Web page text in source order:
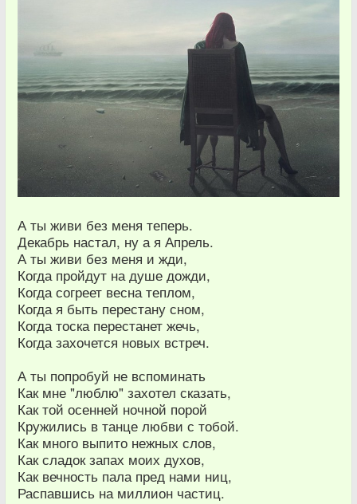
А ты живи без меня теперь.
Декабрь настал, ну а я Апрель.
А ты живи без меня и жди,
Когда пройдут на душе дожди,
Когда согреет весна теплом,
Когда я быть перестану сном,
Когда тоска перестанет жечь,
Когда захочется новых встреч.
А ты попробуй не вспоминать
Как мне "люблю" захотел сказать,
Как той осенней ночной порой
Кружились в танце любви с тобой.
Как много выпито нежных слов,
Как сладок запах моих духов,
Как вечность пала пред нами ниц,
Распавшись на миллион частиц.